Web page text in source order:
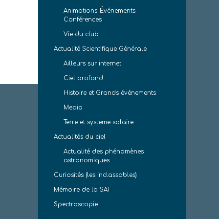
Animations-Événements-
Conférences
Vie du club
Actualité Scientifique Générale
Ailleurs sur internet
Ciel profond
Histoire et Grands événements
Media
Terre et systeme solaire
Actualités du ciel
Actualité des phénomènes
astronomiques
Curiosités (les inclassables)
Mémoire de la SAT
Spectroscopie